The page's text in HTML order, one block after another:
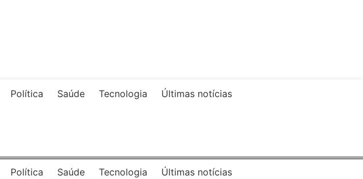
Política Saúde Tecnologia Últimas notícias
Política Saúde Tecnologia Últimas notícias